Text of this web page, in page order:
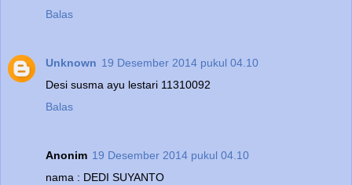
Balas
Unknown 19 Desember 2014 pukul 04.10
Desi susma ayu lestari 11310092
Balas
Anonim 19 Desember 2014 pukul 04.10
nama : DEDI SUYANTO